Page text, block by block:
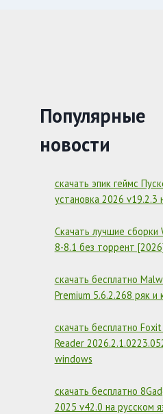
Популярные
новости
скачать эпик геймс
установка 2026 v19.2.3
Скачать лучшие сборки
8-8.1 без торрент
скачать бесплатно
Premium 5.6.2.268 ряк и
скачать бесплатно Foxit
Reader
windows
скачать бесплатно
2025 v42.0 на русском